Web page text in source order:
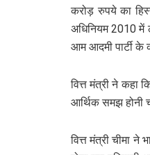
करोड़ रुपये का
अधिनियम 2010
आम आदमी पार्टी के
वित्त मंत्री ने
आर्थिक समझ होनी
वित्त मंत्री चीमा